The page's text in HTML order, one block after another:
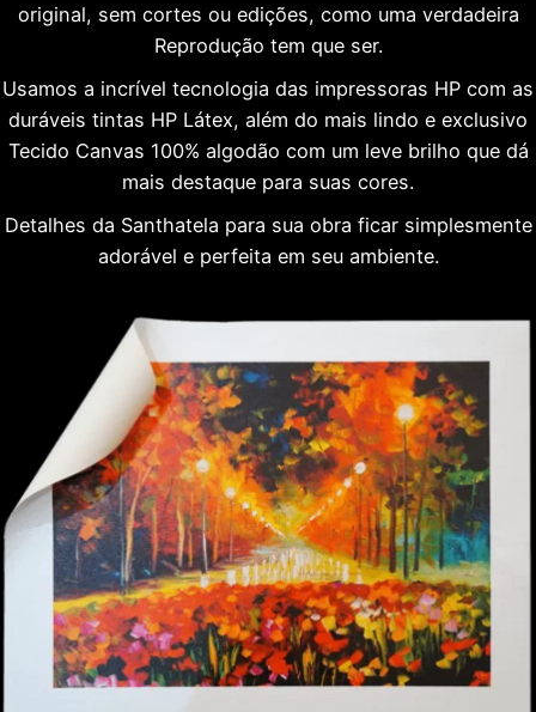
original, sem cortes ou edições, como uma verdadeira
Reprodução tem que ser.
Usamos a incrível tecnologia das impressoras HP com as
duráveis tintas HP Látex, além do mais lindo e exclusivo
Tecido Canvas 100% algodão com um leve brilho que dá
mais destaque para suas cores.
Detalhes da Santhatela para sua obra ficar simplesmente
adorável e perfeita em seu ambiente.